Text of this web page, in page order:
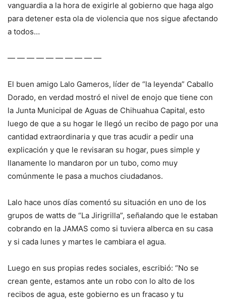
vanguardia a la hora de exigirle al gobierno que haga algo
para detener esta ola de violencia que nos sigue afectando
a todos…
— — — — — — — — — —
El buen amigo Lalo Gameros, líder de “la leyenda” Caballo
Dorado, en verdad mostró el nivel de enojo que tiene con
la Junta Municipal de Aguas de Chihuahua Capital, esto
luego de que a su hogar le llegó un recibo de pago por una
cantidad extraordinaria y que tras acudir a pedir una
explicación y que le revisaran su hogar, pues simple y
llanamente lo mandaron por un tubo, como muy
comúnmente le pasa a muchos ciudadanos.
Lalo hace unos días comentó su situación en uno de los
grupos de watts de “La Jirigrilla”, señalando que le estaban
cobrando en la JAMAS como si tuviera alberca en su casa
y si cada lunes y martes le cambiara el agua.
Luego en sus propias redes sociales, escribió: “No se
crean gente, estamos ante un robo con lo alto de los
recibos de agua, este gobierno es un fracaso y tu